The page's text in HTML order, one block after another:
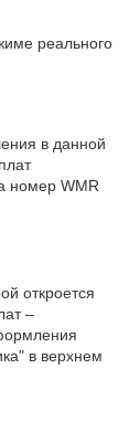
реального
в данной
номер WMR
откроется
–
в верхнем